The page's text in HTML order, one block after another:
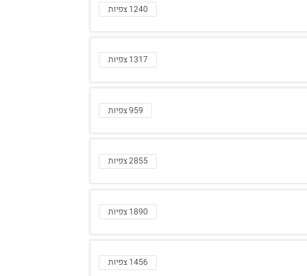
1240 צפיות
1317 צפיות
959 צפיות
2855 צפיות
1890 צפיות
1456 צפיות